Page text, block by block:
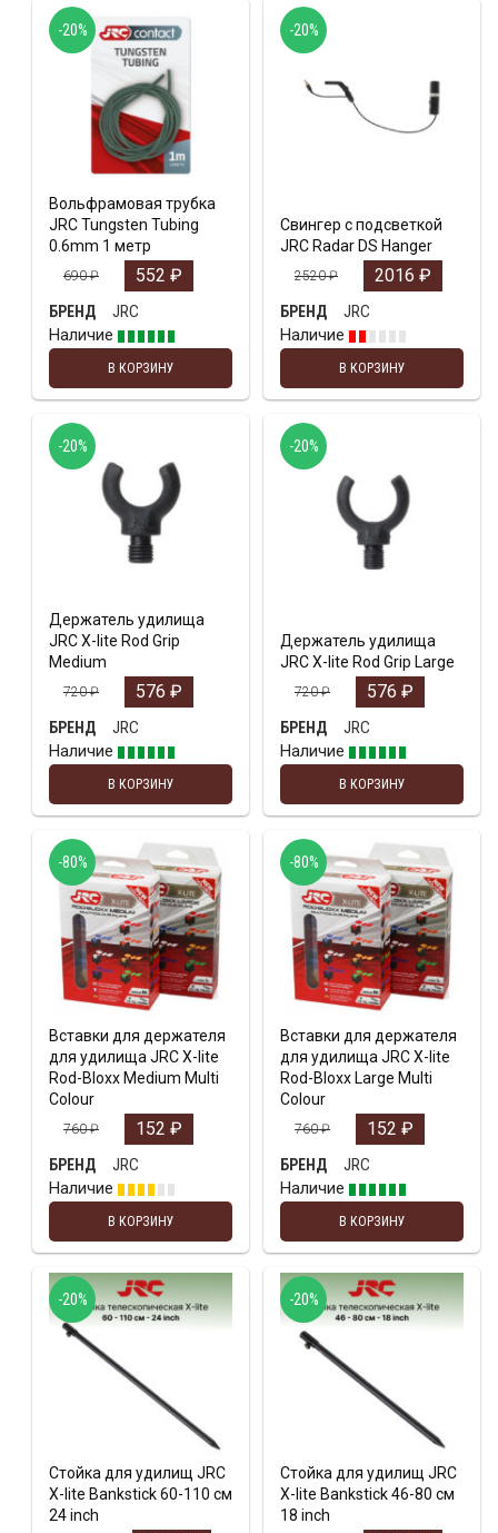
Вольфрамовая трубка
JRC Tungsten Tubing
0.6mm 1 метр
690₽ 552 ₽
БРЕНД
JRC
Наличие
В КОРЗИНУ
-20%
Свингер с подсветкой
JRC Radar DS Hanger
2520₽ 2016 ₽
БРЕНД
JRC
Наличие
В КОРЗИНУ
-20%
Держатель удилища
JRC X-lite Rod Grip
Medium
720₽ 576 ₽
БРЕНД
JRC
Наличие
В КОРЗИНУ
-20%
Держатель удилища
JRC X-lite Rod Grip Large
720₽ 576 ₽
БРЕНД
JRC
Наличие
В КОРЗИНУ
-20%
Вставки для держателя
для удилища JRC X-lite
Rod-Bloxx Medium Multi
Colour
760₽ 152 ₽
БРЕНД
JRC
Наличие
В КОРЗИНУ
-80%
Вставки для держателя
для удилища JRC X-lite
Rod-Bloxx Large Multi
Colour
760₽ 152 ₽
БРЕНД
JRC
Наличие
В КОРЗИНУ
-80%
Стойка для удилищ JRC
X-lite Bankstick 60-110 см
24 inch
-20%
Стойка для удилищ JRC
X-lite Bankstick 46-80 см
18 inch
-20%